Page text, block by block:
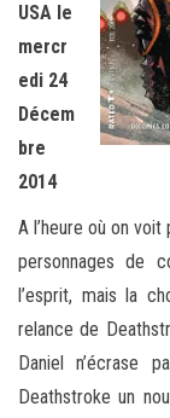
USA le
mercr
edi 24
Décem
bre
2014
A l’heure où on
personnages de
l’esprit, mais la
relance de
Daniel n’écrase
Deathstroke un